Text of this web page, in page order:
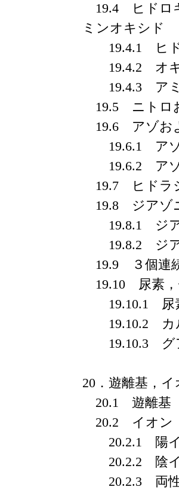
19.4 ヒドロ
ミンオキシド
19.4.1 ヒド
19.4.2 オキ
19.4.3 アミ
19.5 ニトロ
19.6 アゾお
19.6.1 アゾ
19.6.2 アゾ
19.7 ヒドラ
19.8 ジアゾ
19.8.1 ジア
19.8.2 ジア
19.9 ３個連
19.10 尿素，
19.10.1 尿素
19.10.2 カ
19.10.3 グ
20．遊離基，イ
20.1 遊離基
20.2 イオン
20.2.1 陽イ
20.2.2 陰イ
20.2.3 両性